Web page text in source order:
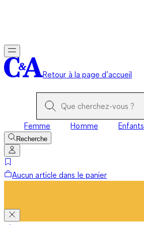
Retour à la page d’accueil
Femme Homme Enfants
Recherche
Aucun article dans le panier